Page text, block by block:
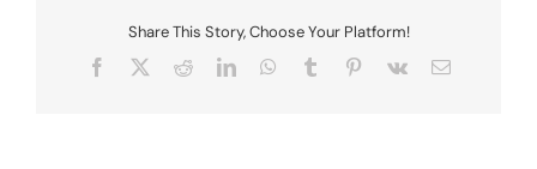
Share This Story, Choose Your Platform!
Facebook RedditLinkedInWhatsApp
Tumblr Pinterest
Vk
Correo